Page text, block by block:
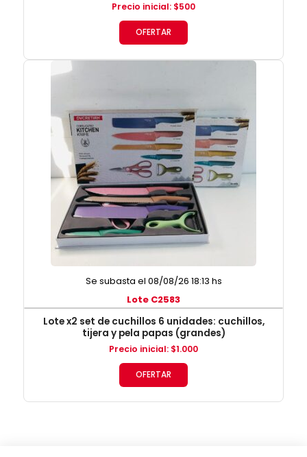
Precio inicial: $500
OFERTAR
Se subasta el 08/08/26 18:13 hs
Lote C2583
Lote x2 set de cuchillos 6 unidades: cuchillos,
tijera y pela papas (grandes)
Precio inicial: $1.000
OFERTAR